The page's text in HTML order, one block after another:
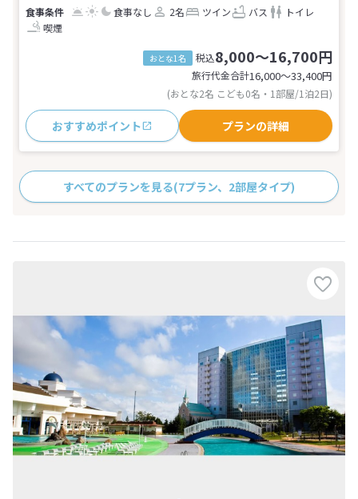
食事なし 2名 ツイン バス
トイレ
喫煙
おとな1名 税込8,000～16,700円
旅行代金合計16,000〜33,400円
(おとな2名 こども0名・1部屋/1泊2日)
おすすめポイント プランの詳細
すべてのプランを見る(7プラン、2部屋タイプ)